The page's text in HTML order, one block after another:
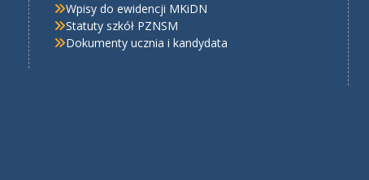
Wpisy do ewidencji MKiDN
Statuty szkół PZNSM
Dokumenty ucznia i kandydata